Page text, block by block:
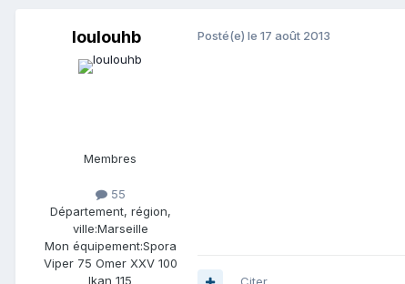
loulouhb
Membres
55
Département, région,
ville:Marseille
Mon équipement:Spora
Viper 75 Omer XXV 100
Ikan 115
Posté(e) le 17 août 2013